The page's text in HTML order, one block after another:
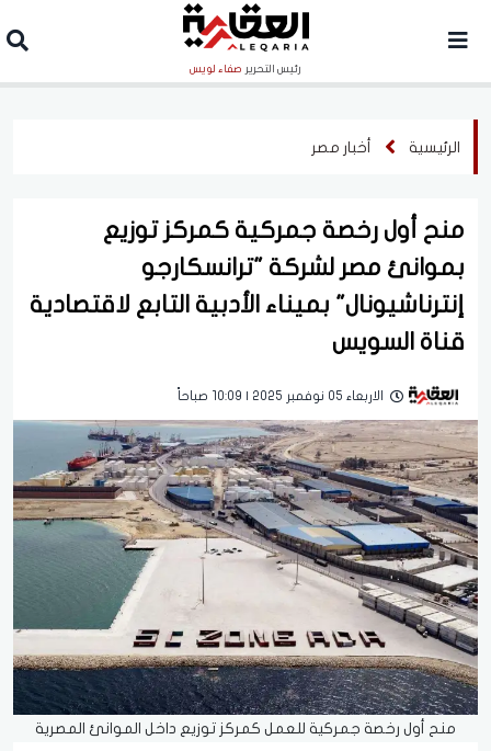
رئيس التحرير صفاء لويس
الرئيسية أخبار مصر
منح أول رخصة جمركية كمركز توزيع
بموانئ مصر لشركة "ترانسكارجو
إنترناشيونال" بميناء الأدبية التابع لاقتصادية
قناة السويس
الاربعاء 05 نوفمبر 2025 | 10:09 صباحاً
منح أول رخصة جمركية للعمل كمركز توزيع داخل الموانئ المصرية